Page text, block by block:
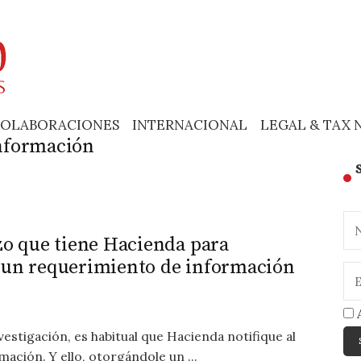
INTERNACIONAL LEGAL & TAX
que tiene Hacienda para
requerimiento de información
es habitual que Hacienda notifique al
Y ello, otorgándole un ...